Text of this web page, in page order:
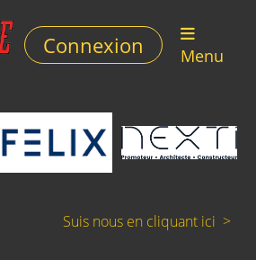
Connexion Menu
N
Suis nous en cliquant ici >